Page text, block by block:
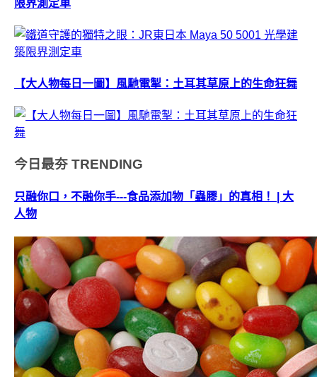
限界測定車
【大人物每日一圖】風馳電掣：土耳其草原上的生命狂舞
今日最夯 TRENDING
只融你口，不融你手---食品添加物「蟲膠」的真相！ | 大
人物